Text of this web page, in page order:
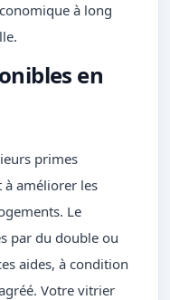
à long
en
primes
améliorer les
Le
par du double ou
aides, à condition
Votre vitrier